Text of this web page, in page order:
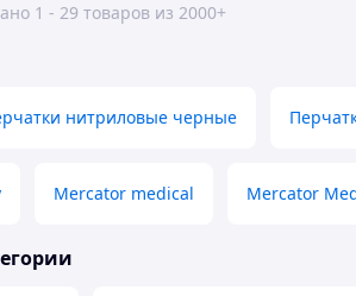
1 - 29 товаров из 2000+
нитриловые черные
Mercator medical Mercator